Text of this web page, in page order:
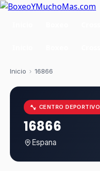
Inicio › 16866
CENTRO DEPORTIVO
16866
Espana